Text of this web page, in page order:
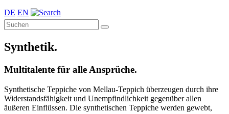
DE EN
Synthetik.
Multitalente für alle Ansprüche.
Synthetische Teppiche von Mellau-Teppich überzeugen durch ihre
Widerstandsfähigkeit und Unempfindlichkeit gegenüber allen
äußeren Einflüssen. Die synthetischen Teppiche werden gewebt,